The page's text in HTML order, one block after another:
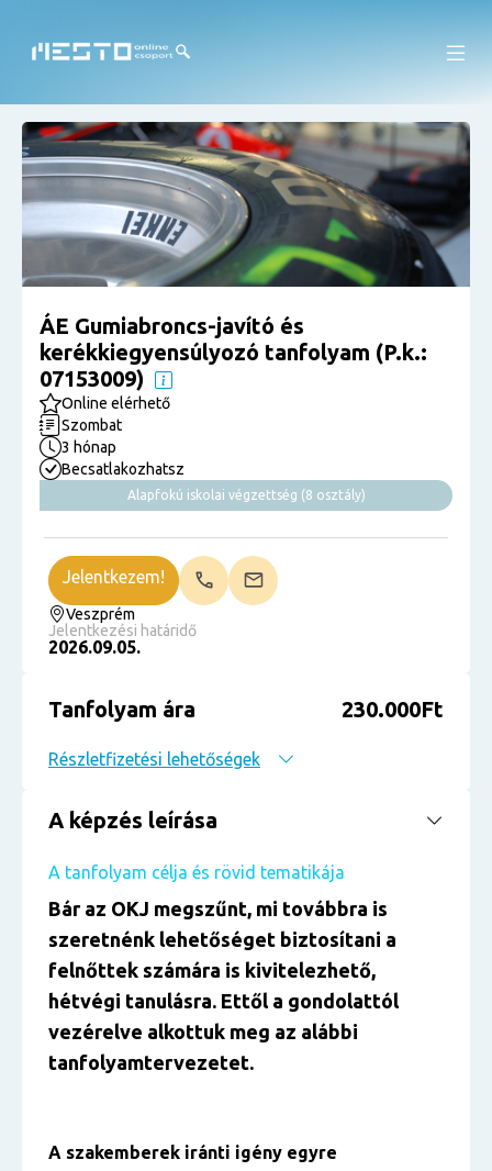
ÁE Gumiabroncs-javító és
kerékkiegyensúlyozó tanfolyam (P.k.:
07153009)
Online elérhető
Szombat
3 hónap
Becsatlakozhatsz
Alapfokú iskolai végzettség (8 osztály)
Veszprém
Jelentkezési határidő
2026.09.05.
Jelentkezem!
Tanfolyam ára 230.000Ft
Részletfizetési lehetőségek
A képzés leírása
A tanfolyam célja és rövid tematikája
Bár az OKJ megszűnt, mi továbbra is
szeretnénk lehetőséget biztosítani a
felnőttek számára is kivitelezhető,
hétvégi tanulásra. Ettől a gondolattól
vezérelve alkottuk meg az alábbi
tanfolyamtervezetet.
A szakemberek iránti igény egyre